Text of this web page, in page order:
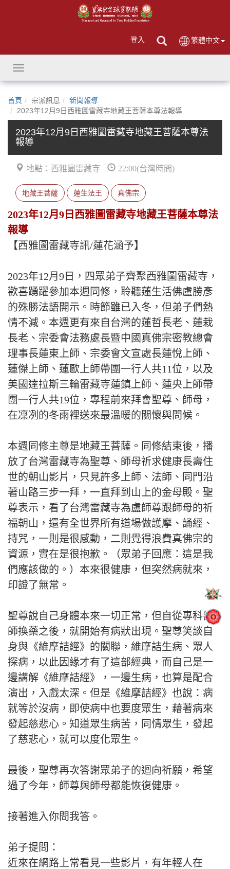
登入 繁體中文
Toggle
navigation
首頁 宗派訊息
新聞報導
2023年12月9日西雅圖雷藏寺地藏王菩薩本尊法報導
2023年12月9日西雅圖雷藏寺地藏王菩薩本尊法
報導
地點：西雅圖雷藏寺 22:00(台灣時間)
地藏王菩薩 蓮生法王 真佛宗
2023年12月9日西雅圖雷藏寺地藏王菩薩本尊法
報導
【西雅圖雷藏寺訊/蓮花涵予】
2023年12月9日，四眾弟子齊聚西雅圖雷藏寺，
歡喜踴躍參加本週同修，聆聽蓮生活佛盧勝彥
的殊勝法語開示。時節雖已入冬，但弟子們熱
情不減。本週更有來自台灣的蓮哲長老、蓮栽
長老、宗委會法務處長暨中國真佛宗密教總會
理事長蓮東上師、宗委會文宣處長蓮悅上師、
蓮傑上師、蓮歐上師帶團一行人共11位，以及
美國達拉斯三輪雷藏寺蓮鎮上師、蓮央上師帶
團一行人共19位，專程前來拜會聖尊、師母，
在凜冽的冬雨裡送來最溫暖的關懷與問候。
本週同修主尊是地藏王菩薩。同修結束後，播
放了台灣雷藏寺為聖尊、師母祈求健康長壽住
世的朝山影片，只見許多上師、法師、同門沿
著山路三步一拜，一直拜到山上的金母殿。聖
尊表示，看了台灣雷藏寺為盧師尊跟師母的祈
福朝山，還有全世界所有道場做護摩、誦經、
持咒，一則是很感動，二則覺得浪費真佛宗的
資源，實在是很抱歉。（眾弟子回應：這是我
們應該做的。）本來很健康，但突然病就來，
印證了無常。
聖尊說自己身體本來一切正常，但自從專科醫
師換藥之後，就開始有病狀出現。聖尊笑談自
身與《維摩詰經》的關聯，維摩詰生病、眾人
探病，以此因緣才有了這部經典，而自己是一
邊講解《維摩詰經》，一邊生病，也算是配合
演出，入戲太深。但是《維摩詰經》也說：病
就等於沒病，即使病中也要度眾生，藉著病來
發起慈悲心。知道眾生病苦，同情眾生，發起
了慈悲心，就可以度化眾生。
最後，聖尊再次答謝眾弟子的迴向祈願，希望
過了今年，師尊與師母都能恢復健康。
接著進入你問我答。
弟子提問：
近來在網路上常看見一些影片，有年輕人在